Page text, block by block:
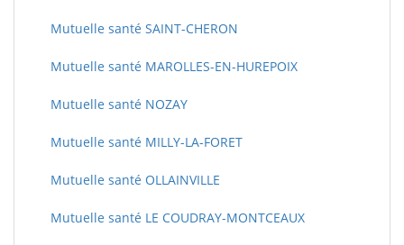
Mutuelle santé SAINT-CHERON
Mutuelle santé MAROLLES-EN-HUREPOIX
Mutuelle santé NOZAY
Mutuelle santé MILLY-LA-FORET
Mutuelle santé OLLAINVILLE
Mutuelle santé LE COUDRAY-MONTCEAUX